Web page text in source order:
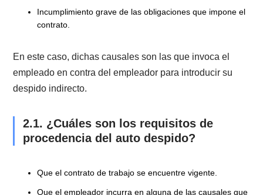
causales que a continuación se señalan:
sus funciones;
Conductas de acoso sexual.
empleador o de cualquier trabajador de la empresa.
El trabajador es acusado por denigrar e injuriar a su
Conductas inmorales que afectan a la empresa
trabaja.